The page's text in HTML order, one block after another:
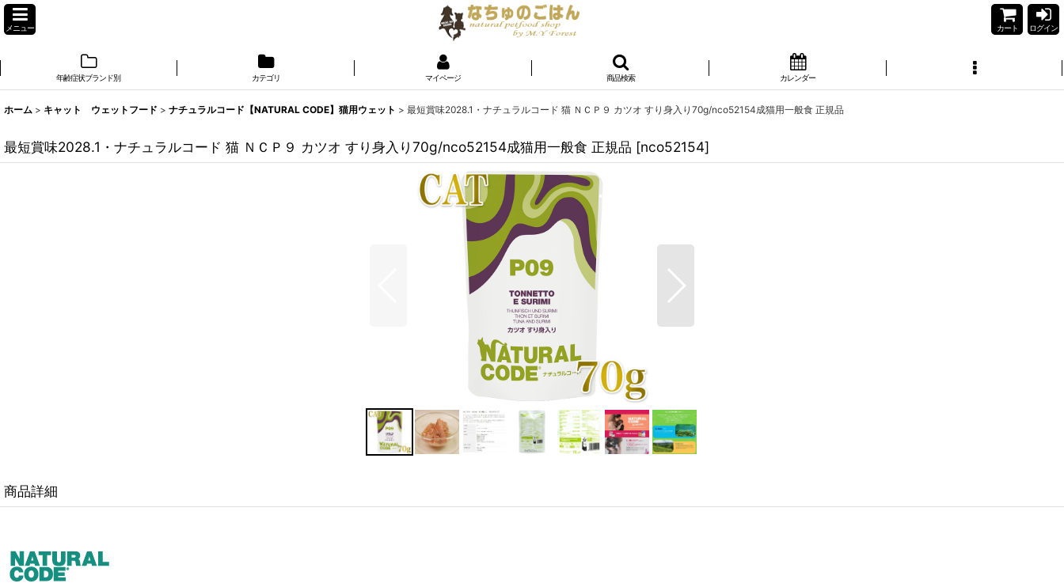
メニュー カート ログイン
年齢症状ブランド別 カテゴリ マイページ 商品検索 カレンダー
ホーム > キャット ウェットフード > ナチュラルコード【NATURAL CODE】猫用ウェット > 最短賞味2028.1・ナチュラルコード 猫 ＮＣＰ９ カツオ すり身入り70g/nco52154成猫用一般食 正規品
最短賞味2028.1・ナチュラルコード 猫 ＮＣＰ９ カツオ すり身入り70g/nco52154成猫用一般食 正規品 [nco52154]
商品詳細